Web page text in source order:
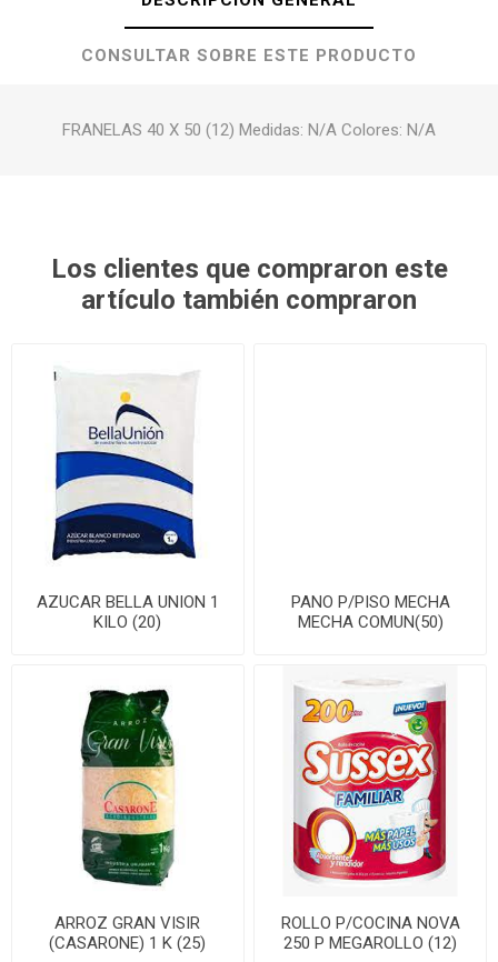
CONSULTAR SOBRE ESTE PRODUCTO
FRANELAS 40 X 50 (12) Medidas: N/A Colores: N/A
Los clientes que compraron este
artículo también compraron
AZUCAR BELLA UNION 1
KILO (20)
PANO P/PISO MECHA
MECHA COMUN(50)
ARROZ GRAN VISIR
(CASARONE) 1 K (25)
ROLLO P/COCINA NOVA
250 P MEGAROLLO (12)